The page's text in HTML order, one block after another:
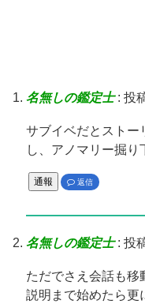
名無しの鑑定士: 投
サブイベだとストー
し、アノマリー掘り
通報 返信
名無しの鑑定士: 投
ただでさえ会話も移
説明まで始めたら更